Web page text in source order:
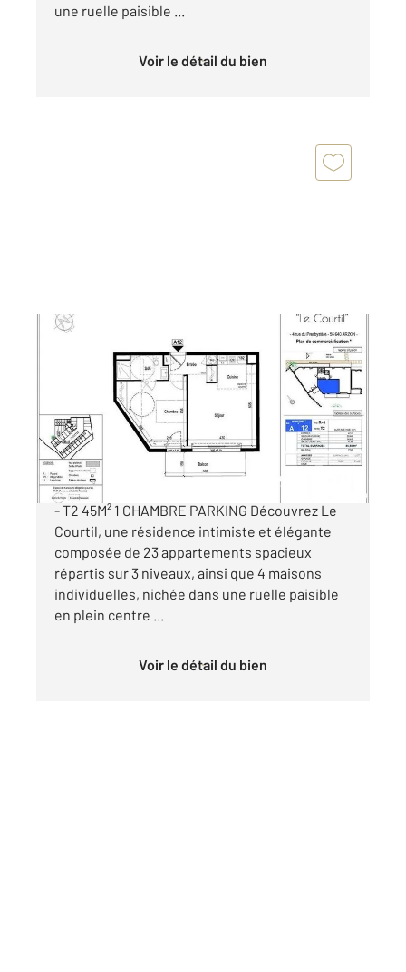
une ruelle paisible ...
Voir le détail du bien
, 2 pièces
Ref : 12908
Appartement F2 à vendre
274 900 €
ARZON CENTRE BOURG - APPARTEMENT VEFA
- T2 45M² 1 CHAMBRE PARKING Découvrez Le
Courtil, une résidence intimiste et élégante
composée de 23 appartements spacieux
répartis sur 3 niveaux, ainsi que 4 maisons
individuelles, nichée dans une ruelle paisible
en plein centre ...
Voir le détail du bien